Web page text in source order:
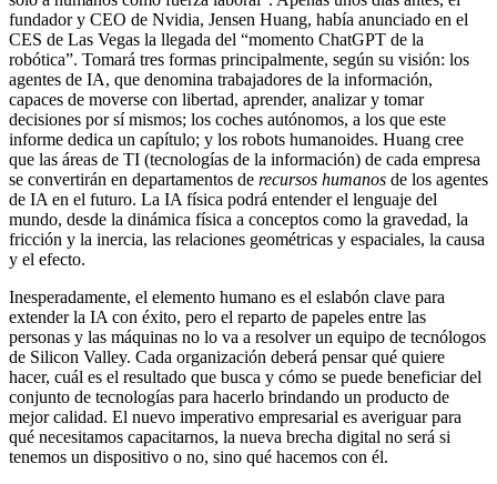
fundador y CEO de Nvidia, Jensen Huang, había anunciado en el
CES de Las Vegas la llegada del “momento ChatGPT de la
robótica”. Tomará tres formas principalmente, según su visión: los
agentes de IA, que denomina trabajadores de la información,
capaces de moverse con libertad, aprender, analizar y tomar
decisiones por sí mismos; los coches autónomos, a los que este
informe dedica un capítulo; y los robots humanoides. Huang cree
que las áreas de TI (tecnologías de la información) de cada empresa
se convertirán en departamentos de recursos humanos de los agentes
de IA en el futuro. La IA física podrá entender el lenguaje del
mundo, desde la dinámica física a conceptos como la gravedad, la
fricción y la inercia, las relaciones geométricas y espaciales, la causa
y el efecto.
Inesperadamente, el elemento humano es el eslabón clave para
extender la IA con éxito, pero el reparto de papeles entre las
personas y las máquinas no lo va a resolver un equipo de tecnólogos
de Silicon Valley. Cada organización deberá pensar qué quiere
hacer, cuál es el resultado que busca y cómo se puede beneficiar del
conjunto de tecnologías para hacerlo brindando un producto de
mejor calidad. El nuevo imperativo empresarial es averiguar para
qué necesitamos capacitarnos, la nueva brecha digital no será si
tenemos un dispositivo o no, sino qué hacemos con él.